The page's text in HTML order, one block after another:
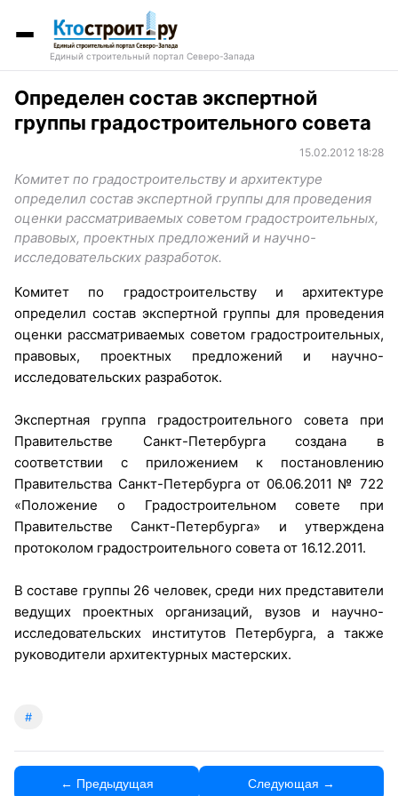
Единый строительный портал Северо-Запада
Определен состав экспертной
группы градостроительного совета
15.02.2012 18:28
Комитет по градостроительству и архитектуре
определил состав экспертной группы для проведения
оценки рассматриваемых советом градостроительных,
правовых, проектных предложений и научно-
исследовательских разработок.
Комитет по градостроительству и архитектуре
определил состав экспертной группы для проведения
оценки рассматриваемых советом градостроительных,
правовых, проектных предложений и научно-
исследовательских разработок.
Экспертная группа градостроительного совета при
Правительстве Санкт-Петербурга создана в
соответствии с приложением к постановлению
Правительства Санкт-Петербурга от 06.06.2011 № 722
«Положение о Градостроительном совете при
Правительстве Санкт-Петербурга» и утверждена
протоколом градостроительного совета от 16.12.2011.
В составе группы 26 человек, среди них представители
ведущих проектных организаций, вузов и научно-
исследовательских институтов Петербурга, а также
руководители архитектурных мастерских.
#
← Предыдущая Следующая →